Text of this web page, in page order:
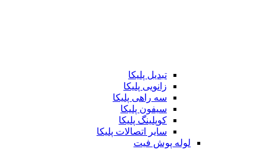
تبدیل پلیکا
زانویی پلیکا
سه راهی پلیکا
سیفون پلیکا
کوپلینگ پلیکا
سایر اتصالات پلیکا
لوله پوش فیت